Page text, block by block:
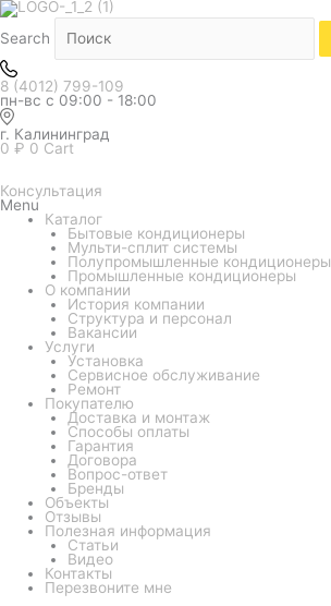
Search
8 (4012) 799-109
пн-вс с 09:00 - 18:00
г. Калининград
0 ₽ 0 Cart
Консультация
Menu
Каталог
Бытовые кондиционеры
Мульти-сплит системы
Полупромышленные кондиционеры
Промышленные кондиционеры
О компании
История компании
Структура и персонал
Вакансии
Услуги
Установка
Сервисное обслуживание
Ремонт
Покупателю
Доставка и монтаж
Способы оплаты
Гарантия
Договора
Вопрос-ответ
Бренды
Объекты
Отзывы
Полезная информация
Статьи
Видео
Контакты
Перезвоните мне
Белый
Количество
товара
Кондиционер
Electrolux
серия
Avalanche
EACS/I-
18HAV/N8_22Y